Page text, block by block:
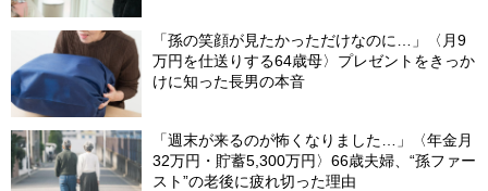
「孫の笑顔が見たかっただけなのに…」〈月9
万円を仕送りする64歳母〉プレゼントをきっか
けに知った長男の本音
「週末が来るのが怖くなりました…」〈年金月
32万円・貯蓄5,300万円〉66歳夫婦、“孫ファー
スト”の老後に疲れ切った理由